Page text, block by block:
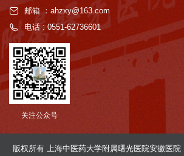
邮箱 ：ahzxy@163.com
电话 : 0551-62736601
关注公众号
版权所有 上海中医药大学附属曙光医院安徽医院